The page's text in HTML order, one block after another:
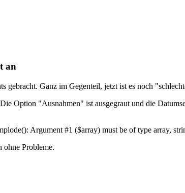
an
gebracht. Ganz im Gegenteil, jetzt ist es noch
Option "Ausnahmen" ist ausgegraut und die
Argument #1 ($array) must be of type array,
ohne Probleme.